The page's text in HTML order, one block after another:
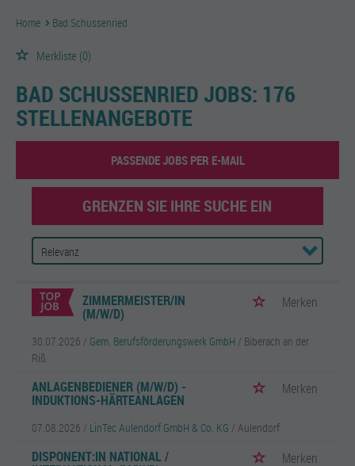
Home Bad Schussenried
Merkliste (0)
BAD SCHUSSENRIED JOBS: 176
STELLENANGEBOTE
PASSENDE JOBS PER E-MAIL
GRENZEN SIE IHRE SUCHE EIN
ZIMMERMEISTER/IN
(M/W/D)
Merken
30.07.2026 / Gem. Berufsförderungswerk GmbH / Biberach an der
Riß
ANLAGENBEDIENER (M/W/D) -
INDUKTIONS-HÄRTEANLAGEN
Merken
07.08.2026 / LinTec Aulendorf GmbH & Co. KG / Aulendorf
DISPONENT:IN NATIONAL / Merken